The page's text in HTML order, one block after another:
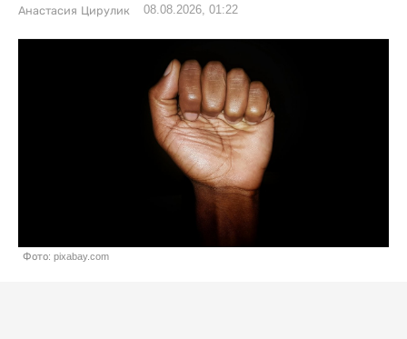
Анастасия Цирулик 08.08.2026, 01:22
Фото: pixabay.com